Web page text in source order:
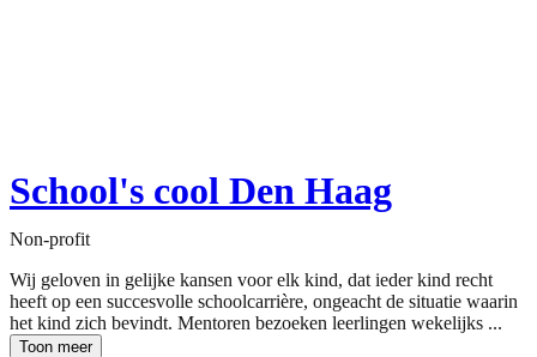
School's cool Den Haag
Non-profit
Wij geloven in gelijke kansen voor elk kind, dat ieder kind recht
heeft op een succesvolle schoolcarrière, ongeacht de situatie waarin
het kind zich bevindt. Mentoren bezoeken leerlingen wekelijks ...
Toon meer